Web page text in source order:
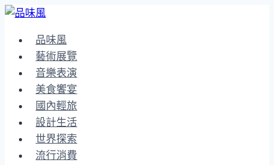
Skip
content品味風
藝術展覽
音樂表演
美食饗宴
國內輕旅
設計生活
世界探索
流行消費